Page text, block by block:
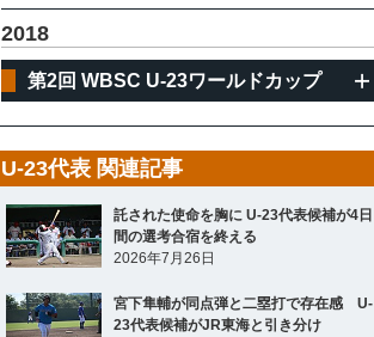
2018
第2回 WBSC U-23ワールドカップ
U-23代表 関連記事
託された使命を胸に U-23代表候補が4日
間の選考合宿を終える
2026年7月26日
宮下隼輔が同点弾と二塁打で存在感 U-
23代表候補がJR東海と引き分け